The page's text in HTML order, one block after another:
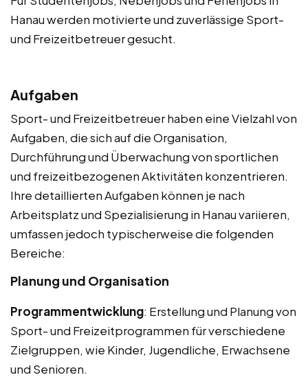
Hanau werden motivierte und zuverlässige Sport-
und Freizeitbetreuer gesucht.
Aufgaben
Sport- und Freizeitbetreuer haben eine Vielzahl von
Aufgaben, die sich auf die Organisation,
Durchführung und Überwachung von sportlichen
und freizeitbezogenen Aktivitäten konzentrieren.
Ihre detaillierten Aufgaben können je nach
Arbeitsplatz und Spezialisierung in Hanau variieren,
umfassen jedoch typischerweise die folgenden
Bereiche:
Planung und Organisation
Programmentwicklung: Erstellung und Planung von
Sport- und Freizeitprogrammen für verschiedene
Zielgruppen, wie Kinder, Jugendliche, Erwachsene
und Senioren.